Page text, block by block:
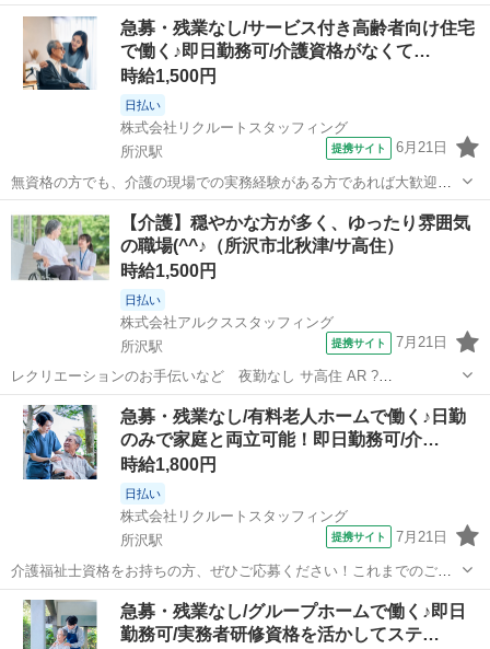
宅 AR ?━━━━━━━━━━━━━? 柔軟シフトで無理なく働ける
♪ 幅広い世代が活躍中 ?━━━━━━ｖ━━━━━━? アルクススタ
ッフィン...
埼玉 所沢市 所沢駅 介護
急募・残業なし/サービス付き高齢者向け住宅
で働く♪即日勤務可/介護資格がなくて…
時給1,500円
日払い
株式会社リクルートスタッフィング
所沢駅
提携サイト 6月21日
無資格の方でも、介護の現場での実務経験がある方であれば大歓迎で
す！資格はなくても、これまでのご経験を活かして活躍していただけ
る環境を整えています。入社後もフォロー体制があるため、スキルを
さらに磨きながら安心して働けます。ご経...
埼玉 所沢市 所沢駅 介護
【介護】穏やかな方が多く、ゆったり雰囲気
の職場(^^♪（所沢市北秋津/サ高住）
時給1,500円
日払い
株式会社アルクススタッフィング
所沢駅
提携サイト 7月21日
レクリエーションのお手伝いなど 夜勤なし サ高住 AR ?
━━━━━━━━━━━━━? *融通が利くので働きやすい！* *週
2日からの柔軟シフト* ?━━━━━━ｖ━━━━━━? アルクススタッ
フィングのお仕...
埼玉 所沢市 所沢駅 介護
急募・残業なし/有料老人ホームで働く♪日勤
のみで家庭と両立可能！即日勤務可/介…
時給1,800円
日払い
株式会社リクルートスタッフィング
所沢駅
提携サイト 7月21日
介護福祉士資格をお持ちの方、ぜひご応募ください！これまでのご経
験や知識を活かしながら、現場で即戦力としてご活躍いただける環境
です。さらにスキルアップしたい方や、リーダーシップを発揮したい
方も大歓迎です。安心のサポート体制を整...
埼玉 所沢市 所沢駅 その他
急募・残業なし/グループホームで働く♪即日
勤務可/実務者研修資格を活かしてステ…